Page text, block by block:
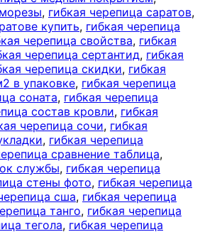
, гибкая черепица саратов,
купить, гибкая черепица
черепица свойства, гибкая
черепица сертантид, гибкая
черепица скидки, гибкая
в упаковке, гибкая черепица
соната, гибкая черепица
состав кровли, гибкая
черепица сочи, гибкая
, гибкая черепица
сравнение таблица,
службы, гибкая черепица
стены фото, гибкая черепица
сша, гибкая черепица
танго, гибкая черепица
тегола, гибкая черепица